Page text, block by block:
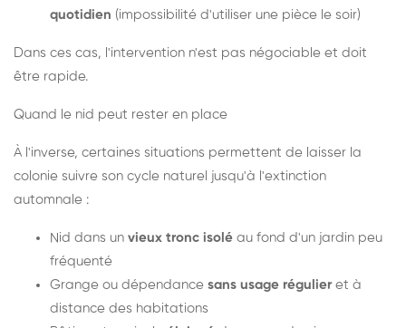
quotidien (impossibilité d'utiliser une pièce le soir)
Dans ces cas, l'intervention n'est pas négociable et doit
être rapide.
Quand le nid peut rester en place
À l'inverse, certaines situations permettent de laisser la
colonie suivre son cycle naturel jusqu'à l'extinction
automnale :
Nid dans un vieux tronc isolé au fond d'un jardin peu
fréquenté
Grange ou dépendance sans usage régulier et à
distance des habitations